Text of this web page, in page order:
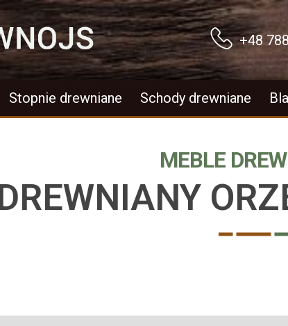
+48
Stopnie drewniane Schody drewniane
MEBLE